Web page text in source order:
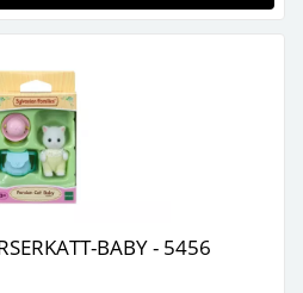
BABY - 5456